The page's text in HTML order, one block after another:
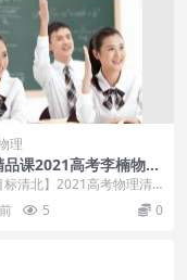
理
课2021高考李楠物理
习目标清北班
标清北】2021高考物理清
【必修1】直线运动1~
5 0